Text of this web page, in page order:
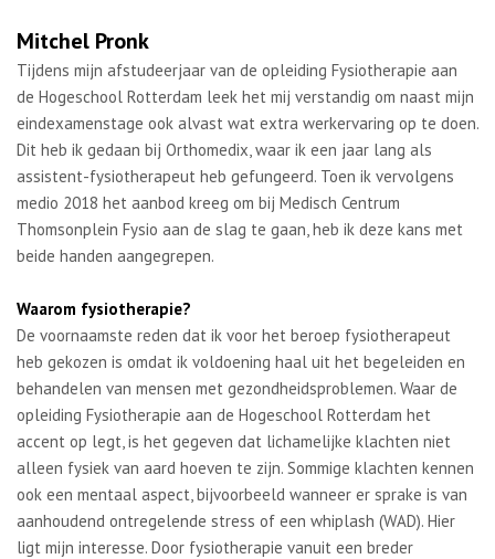
Mitchel Pronk
Tijdens mijn afstudeerjaar van de opleiding Fysiotherapie aan
de Hogeschool Rotterdam leek het mij verstandig om naast mijn
eindexamenstage ook alvast wat extra werkervaring op te doen.
Dit heb ik gedaan bij Orthomedix, waar ik een jaar lang als
assistent-fysiotherapeut heb gefungeerd. Toen ik vervolgens
medio 2018 het aanbod kreeg om bij Medisch Centrum
Thomsonplein Fysio aan de slag te gaan, heb ik deze kans met
beide handen aangegrepen.
Waarom fysiotherapie?
De voornaamste reden dat ik voor het beroep fysiotherapeut
heb gekozen is omdat ik voldoening haal uit het begeleiden en
behandelen van mensen met gezondheidsproblemen. Waar de
opleiding Fysiotherapie aan de Hogeschool Rotterdam het
accent op legt, is het gegeven dat lichamelijke klachten niet
alleen fysiek van aard hoeven te zijn. Sommige klachten kennen
ook een mentaal aspect, bijvoorbeeld wanneer er sprake is van
aanhoudend ontregelende stress of een whiplash (WAD). Hier
ligt mijn interesse. Door fysiotherapie vanuit een breder